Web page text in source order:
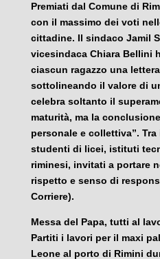
Premiati dal Comune di
con il massimo dei voti
cittadine. Il sindaco Jamil
vicesindaca Chiara Bellini
ciascun ragazzo una
sottolineando il valore di
celebra soltanto il
maturità, ma la
personale e collettiva”.
studenti di licei, istituti
riminesi, invitati a portare
rispetto e senso di
Corriere).
Messa del Papa, tutti al
Partiti i lavori per il maxi
Leone al porto di Rimini